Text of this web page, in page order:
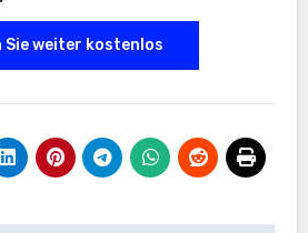
Sie weiter kostenlos